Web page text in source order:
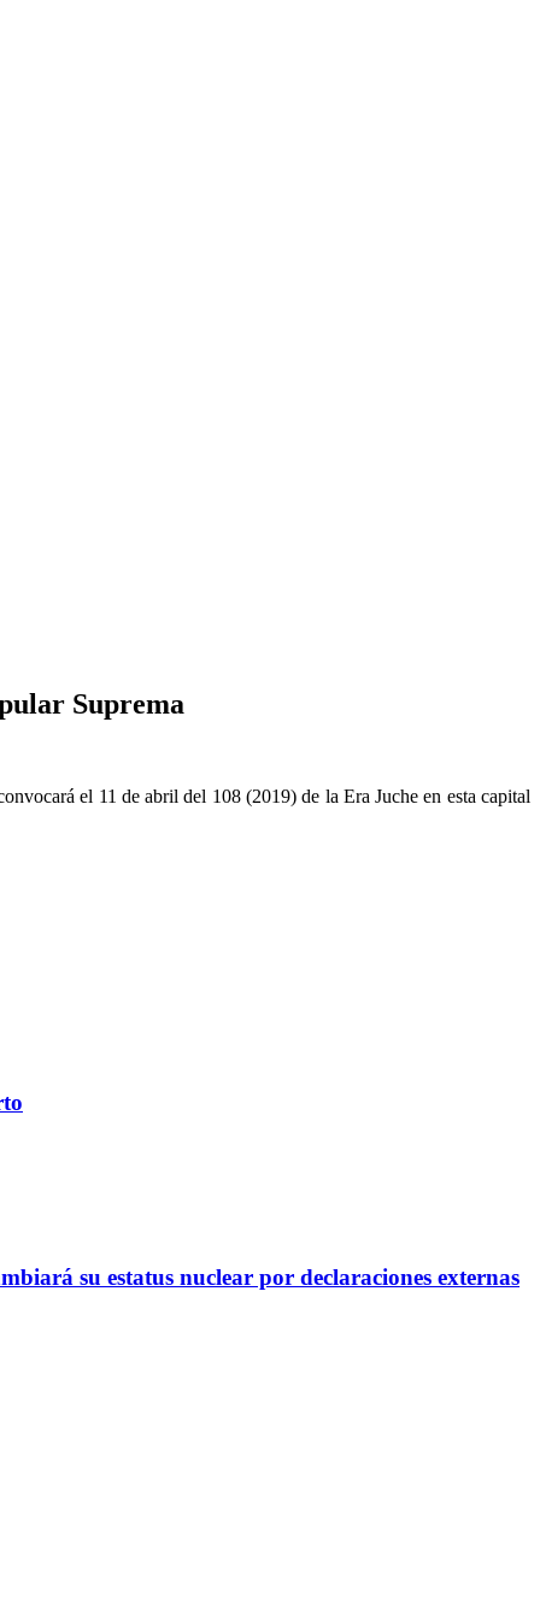
Suprema
el 11 de abril del 108 (2019) de la Era Juche en esta capital
su estatus nuclear por declaraciones externas